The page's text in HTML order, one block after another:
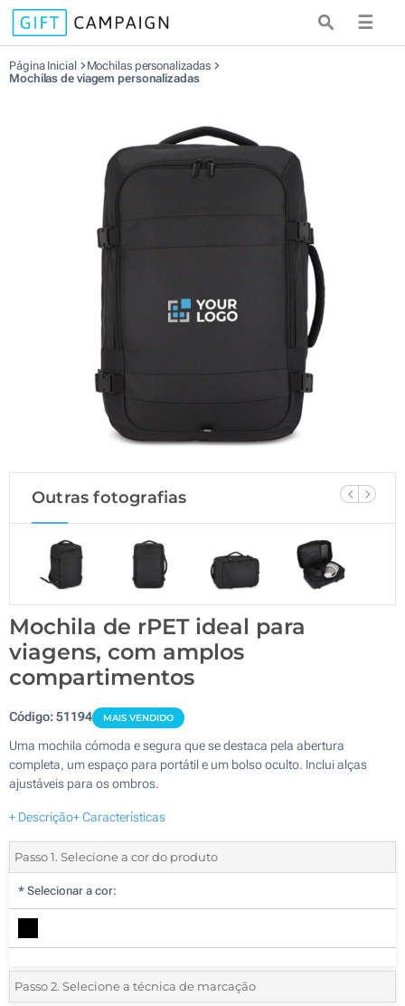
☰
Página Inicial
Mochilas personalizadas
Mochilas de viagem personalizadas
Outras fotografias
Mochila de rPET ideal para
viagens, com amplos
compartimentos
Código:51194 MAIS VENDIDO
Uma mochila cómoda e segura que se destaca pela abertura
completa, um espaço para portátil e um bolso oculto. Inclui alças
ajustáveis para os ombros.
+ Descrição+ Características
Passo 1. Selecione a cor do produto
* Selecionar a cor:
Passo 2. Selecione a técnica de marcação